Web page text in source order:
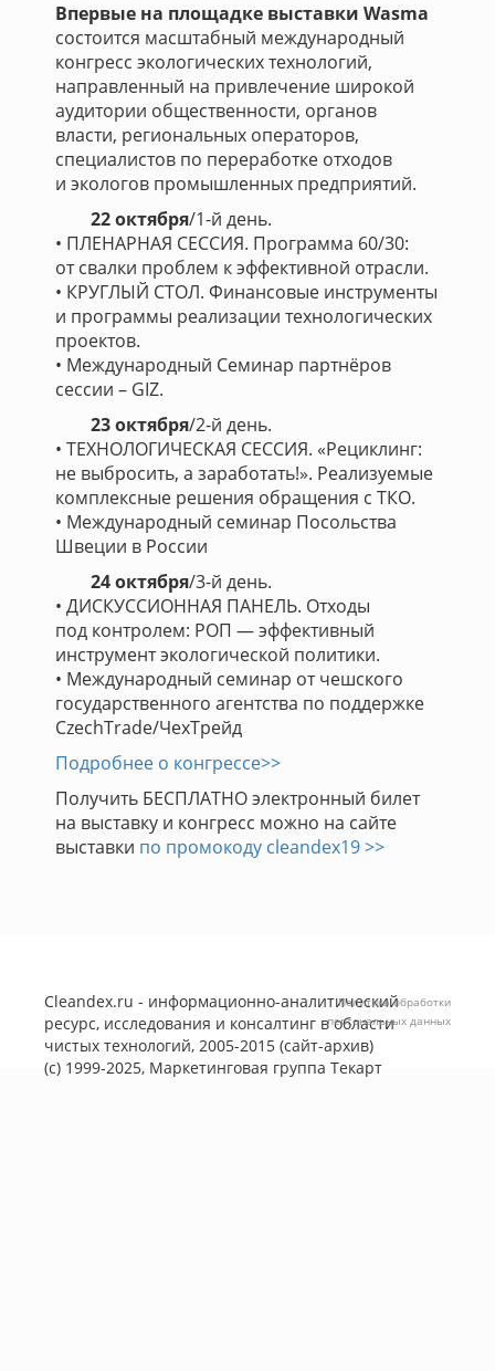
Впервые на площадке выставки Wasma
состоится масштабный международный
конгресс экологических технологий,
направленный на привлечение широкой
аудитории общественности, органов
власти, региональных операторов,
специалистов по переработке отходов
и экологов промышленных предприятий.
22 октября/1-й день.
• ПЛЕНАРНАЯ СЕССИЯ. Программа 60/30:
от свалки проблем к эффективной отрасли.
• КРУГЛЫЙ СТОЛ. Финансовые инструменты
и программы реализации технологических
проектов.
• Международный Семинар партнёров
сессии – GIZ.
23 октября/2-й день.
• ТЕХНОЛОГИЧЕСКАЯ СЕССИЯ. «Рециклинг:
не выбросить, а заработать!». Реализуемые
комплексные решения обращения с ТКО.
• Международный семинар Посольства
Швеции в России
24 октября/3-й день.
• ДИСКУССИОННАЯ ПАНЕЛЬ. Отходы
под контролем: РОП — эффективный
инструмент экологической политики.
• Международный семинар от чешского
государственного агентства по поддержке
CzechTrade/ЧехТрейд
Подробнее о конгрессе>>
Получить БЕСПЛАТНО электронный билет
на выставку и конгресс можно на сайте
выставки по промокоду cleandex19 >>
Cleandex.ru - информационно-аналитический
ресурс, исследования и консалтинг в области
чистых технологий, 2005-2015 (сайт-архив)
(с) 1999-2025, Маркетинговая группа Текарт
Политика обработки
персональных данных